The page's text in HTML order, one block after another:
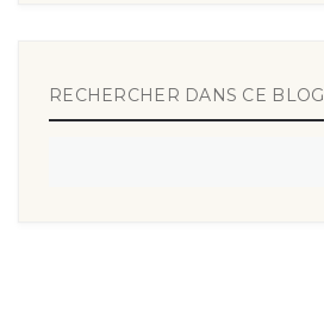
RECHERCHER DANS CE BLOG